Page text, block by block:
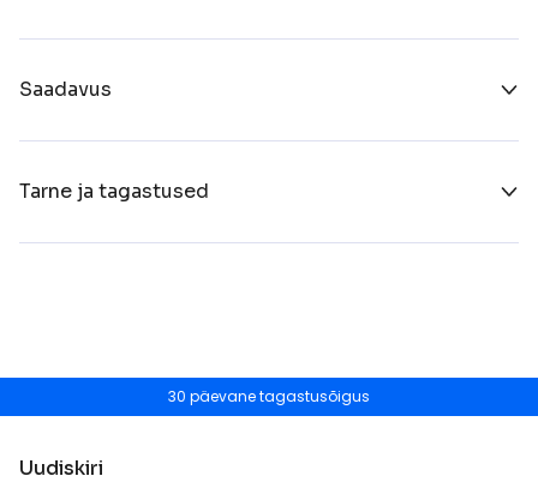
Saadavus
Tarne ja tagastused
30 päevane tagastusõigus
Uudiskiri